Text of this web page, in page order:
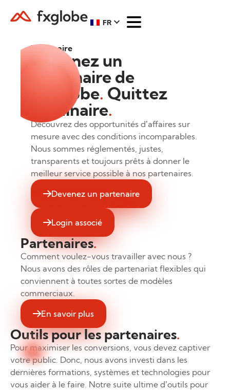
FR
Partenaire
Devenez un
partenaire de
FXGlobe. Quittez
l'ordinaire.
Découvrez des opportunités d’affaires sur
mesure avec des conditions incomparables.
Nous sommes réglementés, justes,
transparents et toujours prêts à donner le
meilleur service possible à nos partenaires.
Devenez un partenaire
Login associé
Partenaires.
Comment voulez-vous travailler avec nous ?
Nous avons des rôles de partenariat flexibles qui
conviennent à toutes sortes de modèles
commerciaux.
En savoir plus
Outils pour les partenaires.
Pour maximiser les conversions, vous devez captiver
votre public. Donc, nous avons investi dans les
dernières formations, systèmes et technologies pour
vous aider à le faire. Notre suite ultime d’outils pour